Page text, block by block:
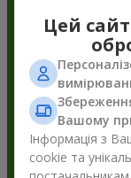
Цей
Вашому
Інформація з
cookie та